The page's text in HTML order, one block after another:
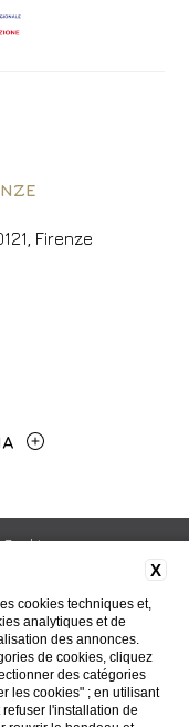
Firenze
Cookie
X
cookies techniques et,
analytiques et de
des annonces.
de cookies, cliquez
des catégories
les cookies" ; en utilisant
refuser l'installation de